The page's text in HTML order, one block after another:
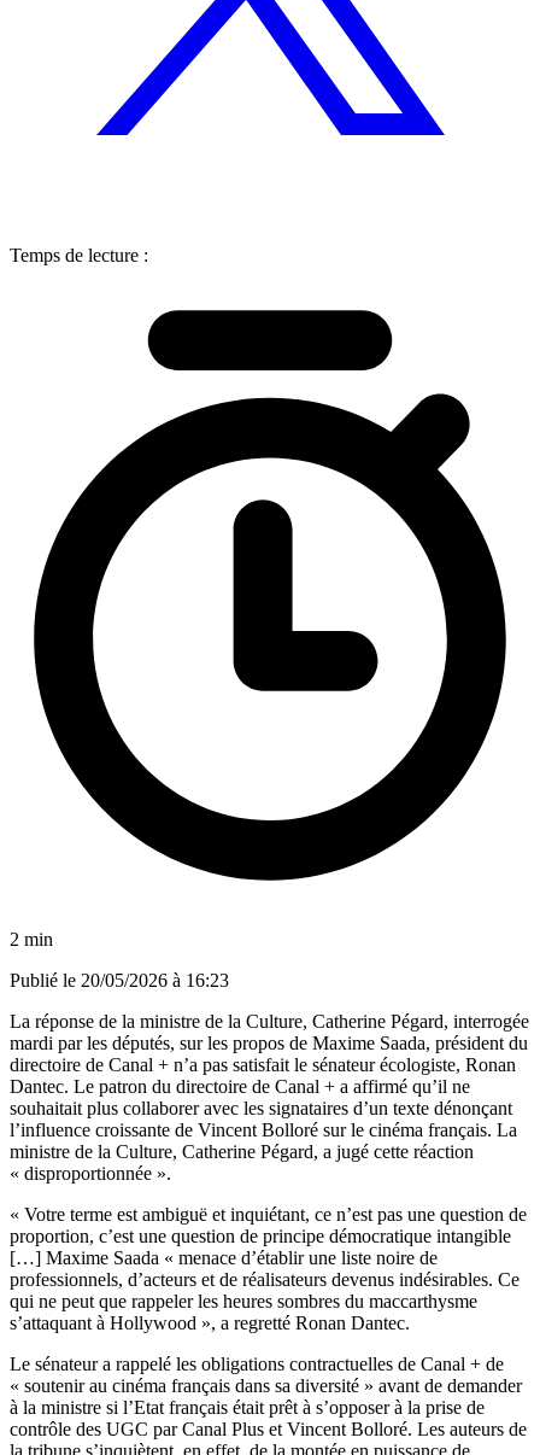
Temps de lecture :
2 min
Publié le 20/05/2026 à 16:23
La réponse de la ministre de la Culture, Catherine Pégard, interrogée
mardi par les députés, sur les propos de Maxime Saada, président du
directoire de Canal + n’a pas satisfait le sénateur écologiste, Ronan
Dantec. Le patron du directoire de Canal + a affirmé qu’il ne
souhaitait plus collaborer avec les signataires d’un texte dénonçant
l’influence croissante de Vincent Bolloré sur le cinéma français. La
ministre de la Culture, Catherine Pégard, a jugé cette réaction
« disproportionnée ».
« Votre terme est ambiguë et inquiétant, ce n’est pas une question de
proportion, c’est une question de principe démocratique intangible
[…] Maxime Saada « menace d’établir une liste noire de
professionnels, d’acteurs et de réalisateurs devenus indésirables. Ce
qui ne peut que rappeler les heures sombres du maccarthysme
s’attaquant à Hollywood », a regretté Ronan Dantec.
Le sénateur a rappelé les obligations contractuelles de Canal + de
« soutenir au cinéma français dans sa diversité » avant de demander
à la ministre si l’Etat français était prêt à s’opposer à la prise de
contrôle des UGC par Canal Plus et Vincent Bolloré. Les auteurs de
la tribune s’inquiètent, en effet, de la montée en puissance de